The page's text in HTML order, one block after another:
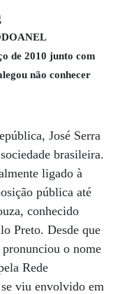
de 2010 junto com
não conhecer
José Serra
brasileira.
ligado à
pública até
conhecido
Preto. Desde que
o nome
Rede
viu envolvido em